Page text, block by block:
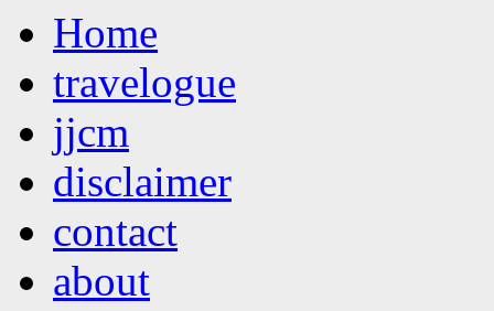
to
contentHome
travelogue
jjcm
disclaimer
contact
about